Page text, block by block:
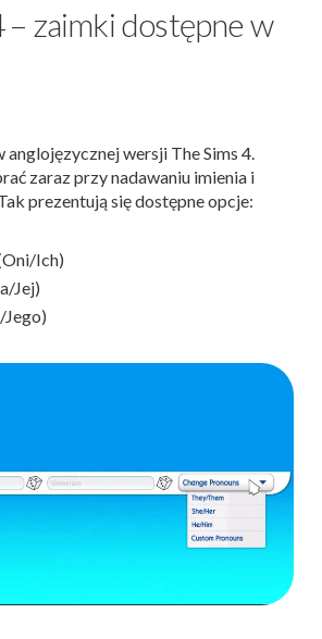
– zaimki dostępne w
wersji The Sims 4.
zaraz przy nadawaniu imienia i
prezentują się dostępne opcje:
Ich)
Jej)